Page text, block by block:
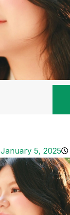
January 5, 2025